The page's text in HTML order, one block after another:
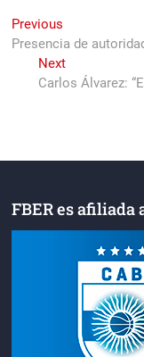
Navegación
de
entradas
Previous
post:
Presencia de
NextNext
post:
Carlos Álvarez:
FBER es afiliada